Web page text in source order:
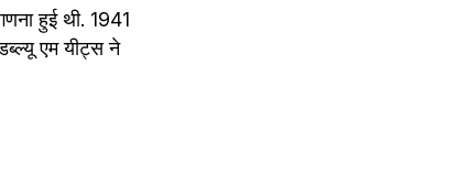
हुई थी. 1941
एम यीट्स ने